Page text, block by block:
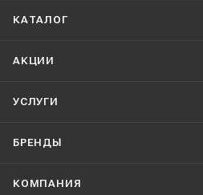
КАТАЛОГ
АКЦИИ
УСЛУГИ
БРЕНДЫ
КОМПАНИЯ